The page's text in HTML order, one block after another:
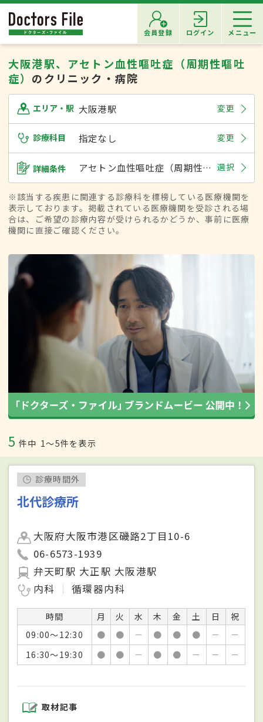
会員登録 ログイン メニュー
大阪港駅、アセトン血性嘔吐症（周期性嘔吐
症） のクリニック・病院
エリア・駅 大阪港駅 変更
診療科目 指定なし 変更
詳細条件 アセトン血性嘔吐症（周期性嘔吐症） 選択
※該当する疾患に関連する診療科を標榜している医療機関を
表示しております。掲載されている医療機関を受診される場
合は、ご希望の診療内容が受けられるかどうか、事前に医療
機関に直接ご確認ください。
5 件中 1〜5件を表示
診療時間外
北代診療所
大阪府大阪市港区磯路2丁目10-6
06-6573-1939
弁天町駅 大正駅 大阪港駅
内科
循環器内科
時間 月 火 水 木 金 土 日
祝
09:00～12:30
● ● － ● ● ● －
－
16:30～19:30
● ● － ● ● － － －
取材記事